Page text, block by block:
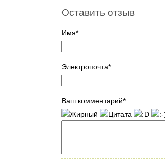
Оставить отзыв
Имя*
Электропочта*
Ваш комментарий*